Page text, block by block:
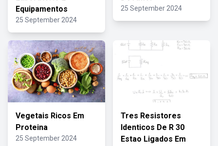
Equipamentos
25 September 2024
25 September 2024
Vegetais Ricos Em
Proteina
25 September 2024
Tres Resistores
Identicos De R 30
Estao Ligados Em